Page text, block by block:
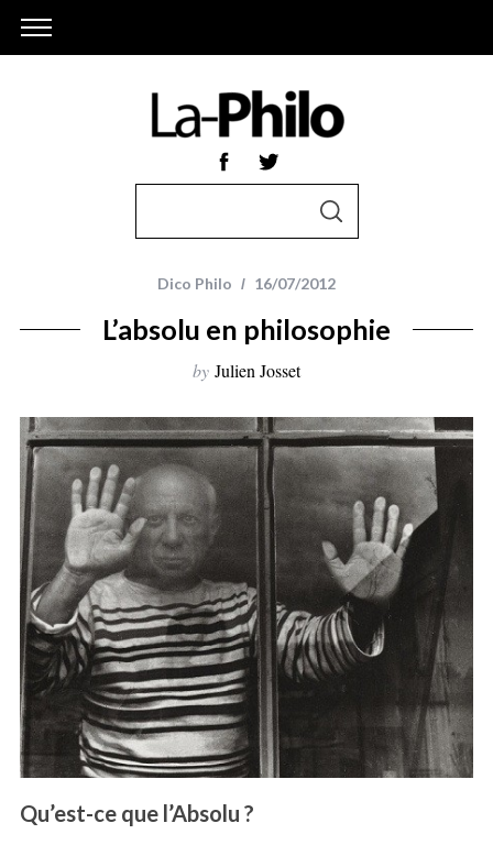
h
r
:
S
C
H
Dico Philo 16/07/2012
L’absolu en philosophie
by Julien Josset
Qu’est-ce que l’Absolu ?